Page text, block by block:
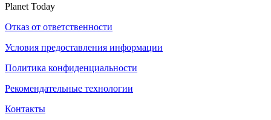
Planet Today
Отказ от ответственности
Условия предоставления информации
Политика конфиденциальности
Рекомендательные технологии
Контакты